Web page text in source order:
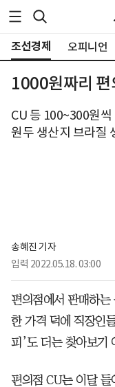
조선경제 오피니언
1000원짜리 편
CU 등 100~300원씩
원두 생산지 브라질
송혜진 기자
입력 2022.05.18. 03:00
편의점에서 판매하
한 가격 덕에 직장인
피’도 더는 찾아보기
편의점 CU는 이달 들